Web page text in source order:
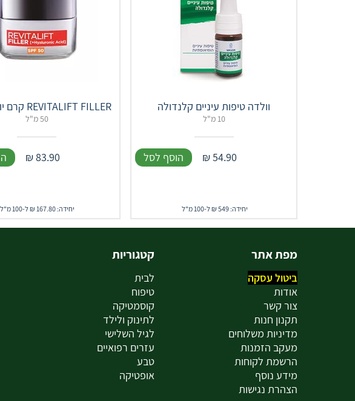
וולדה טיפות עיניים קלנדולה
10 מ"ל
54.90
₪ הוסף לסל
יחידה: 549 ₪ ל-100 מ"ל
REVITALIFT FILLER קרם יום SPF50
50 מ"ל
83.90
₪
יחידה: 167.80 ₪ ל-100 מ"ל
מפת אתר
ביטול עסקה
אודות
צור קשר
תקנון חנות
מדיניות משלוחים
מעקב הזמנות
הרשמת לקוחות
מידע נוסף
הצהרת נגישות
קטגוריות
לבית
טיפוח
קוסמטיקה
לתינוק ולילד
לגיל השלישי
עזרים רפואיים
טבע
אופטיקה